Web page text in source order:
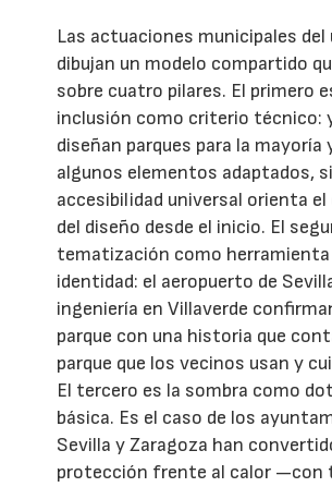
Las actuaciones municipales
dibujan un modelo compartido
sobre cuatro pilares. El primero
inclusión como criterio técnico:
diseñan parques para la mayoría
algunos elementos adaptados,
accesibilidad universal orienta
del diseño desde el inicio. El
tematización como herramienta
identidad: el aeropuerto de
ingeniería en Villaverde
parque con una historia que
parque que los vecinos usan y
El tercero es la sombra como
básica. Es el caso de los
Sevilla y Zaragoza han
protección frente al calor —con